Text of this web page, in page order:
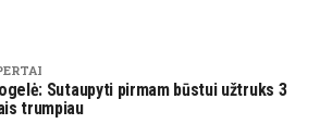
Sutaupyti pirmam būstui užtruks 3
trumpiau